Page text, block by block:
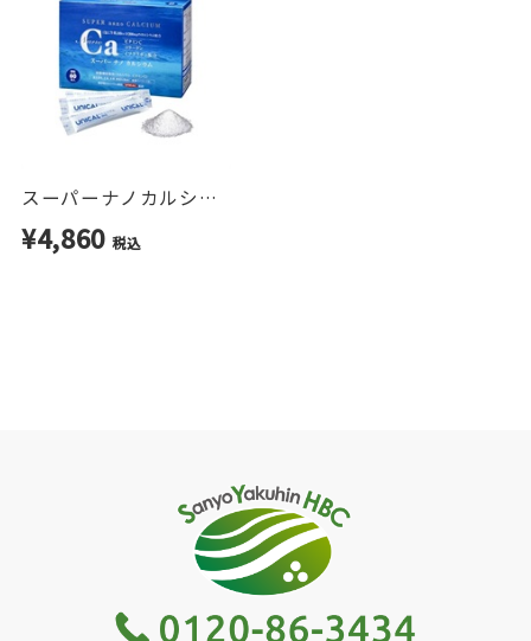
スーパーナノカルシウム 1ヶ月分
¥4,860 税込